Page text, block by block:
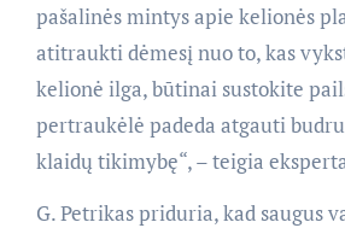
pašalinės mintys apie kelionės
atitraukti dėmesį nuo to, kas
kelionė ilga, būtinai sustokite
pertraukėlė padeda atgauti
klaidų tikimybę“, – teigia
G. Petrikas priduria, kad saugus